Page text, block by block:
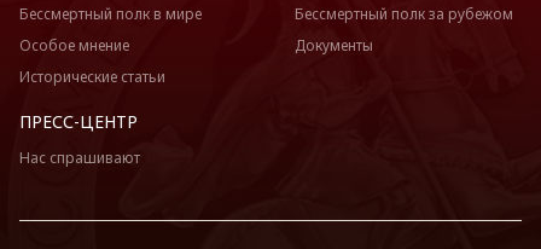
Бессмертный полк в мире
Особое мнение
Исторические статьи
Бессмертный полк за рубежом
Документы
ПРЕСС-ЦЕНТР
Нас спрашивают